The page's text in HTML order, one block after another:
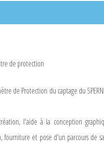
de protection
de Protection du captage du
l'aide à la conception
et pose d'un parcours de